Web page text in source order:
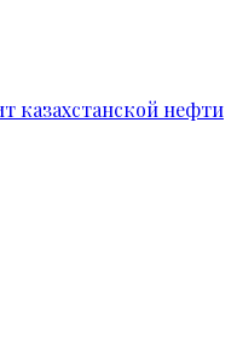
казахстанской нефти